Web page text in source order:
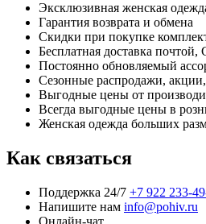
Эксклюзивная женская
Гарантия возврата и обмена
Скидки при покупке
Бесплатная доставка
Постоянно обновляемый
Сезонные распродажи,
Выгодные цены от
Всегда выгодные цены в
Женская одежда больших
Как связаться
Поддержка 24/7 +7 922 233-
Напишите нам info@pohiv.ru
Онлайн-чат